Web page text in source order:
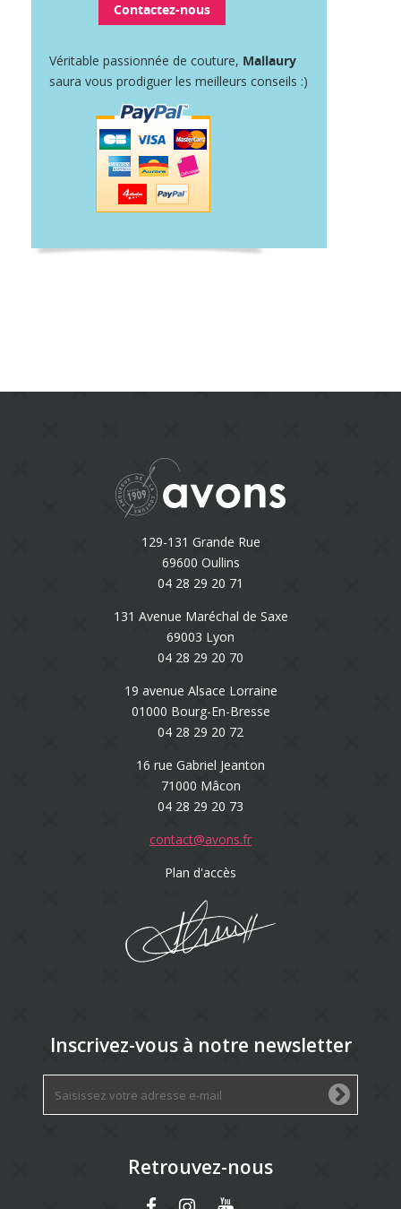
Contactez-nous
Véritable passionnée de couture, Mallaury
saura vous prodiguer les meilleurs conseils :)
129-131 Grande Rue
69600 Oullins
04 28 29 20 71
131 Avenue Maréchal de Saxe
69003 Lyon
04 28 29 20 70
19 avenue Alsace Lorraine
01000 Bourg-En-Bresse
04 28 29 20 72
16 rue Gabriel Jeanton
71000 Mâcon
04 28 29 20 73
contact@avons.fr
Plan d'accès
Inscrivez-vous à notre newsletter
Retrouvez-nous